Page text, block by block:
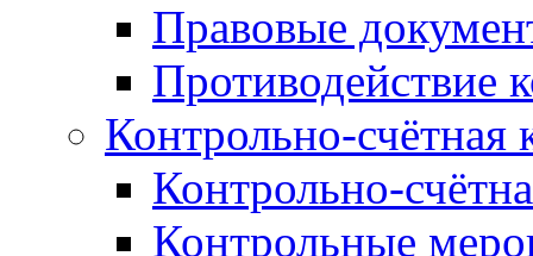
Правовые
Противодействие
Контрольно-счётная
Контрольно-
Контрольные